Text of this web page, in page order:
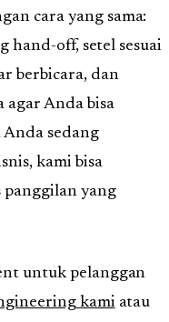
cara yang sama:
hand-off, setel sesuai
berbicara, dan
agar Anda bisa
Anda sedang
kami bisa
panggilan yang
untuk pelanggan
kamiatau